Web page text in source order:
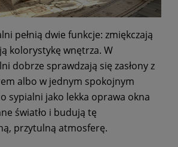
pełnią dwie funkcje: zmiękczają
kolorystykę wnętrza. W
dobrze sprawdzają się zasłony z
albo w jednym spokojnym
sypialni jako lekka oprawa okna
światło i budują tę
przytulną atmosferę.